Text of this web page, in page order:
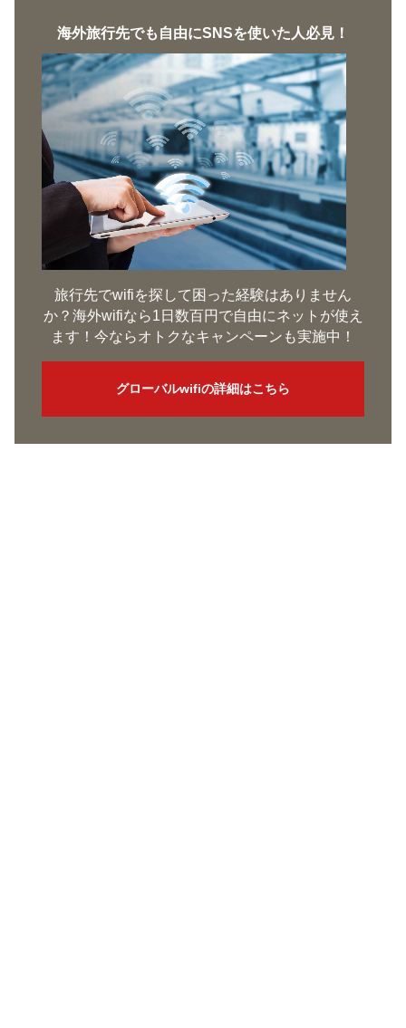
海外旅行先でも自由にSNSを使いた人必見！
旅行先でwifiを探して困った経験はありません
か？海外wifiなら1日数百円で自由にネットが使え
ます！今ならオトクなキャンペーンも実施中！
グローバルwifiの詳細はこちら